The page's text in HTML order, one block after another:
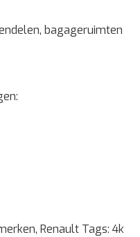
bagageruimten
, Renault Tags: 4k